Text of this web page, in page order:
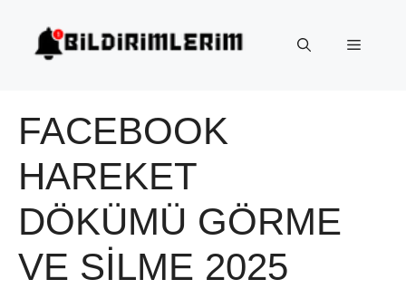
Menü
FACEBOOK
HAREKET
DÖKÜMÜ GÖRME
VE SILME 2025